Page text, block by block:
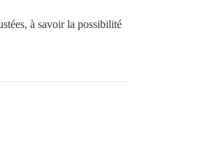
à savoir la possibilité